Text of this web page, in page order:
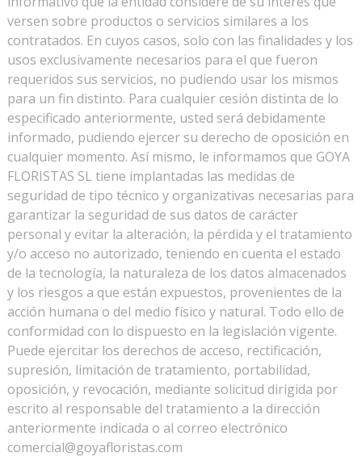
versen sobre productos o servicios similares a los
contratados. En cuyos casos, solo con las finalidades y los
usos exclusivamente necesarios para el que fueron
requeridos sus servicios, no pudiendo usar los mismos
para un fin distinto. Para cualquier cesión distinta de lo
especificado anteriormente, usted será debidamente
informado, pudiendo ejercer su derecho de oposición en
cualquier momento. Así mismo, le informamos que GOYA
FLORISTAS SL tiene implantadas las medidas de
seguridad de tipo técnico y organizativas necesarias para
garantizar la seguridad de sus datos de carácter
personal y evitar la alteración, la pérdida y el tratamiento
y/o acceso no autorizado, teniendo en cuenta el estado
de la tecnología, la naturaleza de los datos almacenados
y los riesgos a que están expuestos, provenientes de la
acción humana o del medio físico y natural. Todo ello de
conformidad con lo dispuesto en la legislación vigente.
Puede ejercitar los derechos de acceso, rectificación,
supresión, limitación de tratamiento, portabilidad,
oposición, y revocación, mediante solicitud dirigida por
escrito al responsable del tratamiento a la dirección
anteriormente indicada o al correo electrónico
comercial@goyafloristas.com